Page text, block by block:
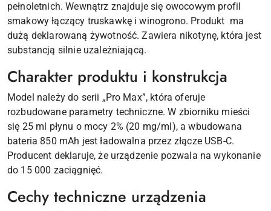
pełnoletnich. Wewnątrz znajduje się owocowym profil
smakowy łączący truskawkę i winogrono. Produkt ma
dużą deklarowaną żywotność. Zawiera nikotynę, która jest
substancją silnie uzależniającą.
Charakter produktu i konstrukcja
Model należy do serii „Pro Max”, która oferuje
rozbudowane parametry techniczne. W zbiorniku mieści
się 25 ml płynu o mocy 2% (20 mg/ml), a wbudowana
bateria 850 mAh jest ładowalna przez złącze USB-C.
Producent deklaruje, że urządzenie pozwala na wykonanie
do 15 000 zaciągnięć.
Cechy techniczne urządzenia